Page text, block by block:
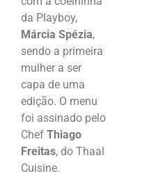
da Playboy,
Márcia Spézia,
sendo a primeira
mulher a ser
capa de uma
edição. O menu
foi assinado pelo
Chef Thiago
Freitas, do Thaal
Cuisine.